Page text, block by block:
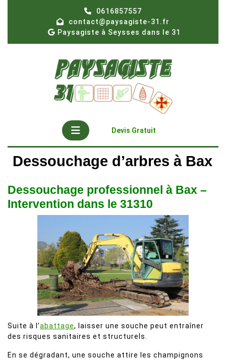
0616857557
contact@paysagiste-31.fr
Paysagiste à Seysses dans le 31
Open
Button
Devis Gratuit
Dessouchage d’arbres à Bax
Dessouchage professionnel à Bax –
Intervention dans le 31310
Suite à l’abattage, laisser une souche peut entraîner
des risques sanitaires et structurels.
En se dégradant, une souche attire les champignons